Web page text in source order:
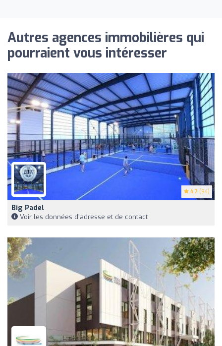
Autres agences immobilières qui
pourraient vous intéresser
4.7 (94)
Big Padel
Voir les données d'adresse et de contact